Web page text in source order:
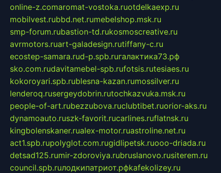
online-z.comaromat-vostoka.ruotdelkaexp.ru
mobilvest.rubbd.net.rumebelshop.msk.ru
smp-forum.rubastion-td.rukosmoscreative.ru
avrmotors.ruart-galadesign.rutiffany-c.ru
ecostep-samara.rud-p.spb.ruгалактика73.рф
sko.com.rudavitamebel-spb.rufotsis.rutesiaes.ru
kokoroyari.spb.rublesna-kazan.rumossilver.ru
lenderoq.rusergeydobrin.rutochkazvuka.msk.ru
people-of-art.rubezzubova.ruclubtibet.ruorior-aks.ru
dynamoauto.ruszk-favorit.rucarlines.ruflatnsk.ru
kingbolenskaner.rualex-motor.ruastroline.net.ru
act1.spb.rupolyglot.com.rugidlipetsk.ruooo-driada.ru
detsad125.rumir-zdoroviya.rubruslanovo.rusiterem.ru
council.spb.ruлодкипатриот.рфkafekolizey.ru